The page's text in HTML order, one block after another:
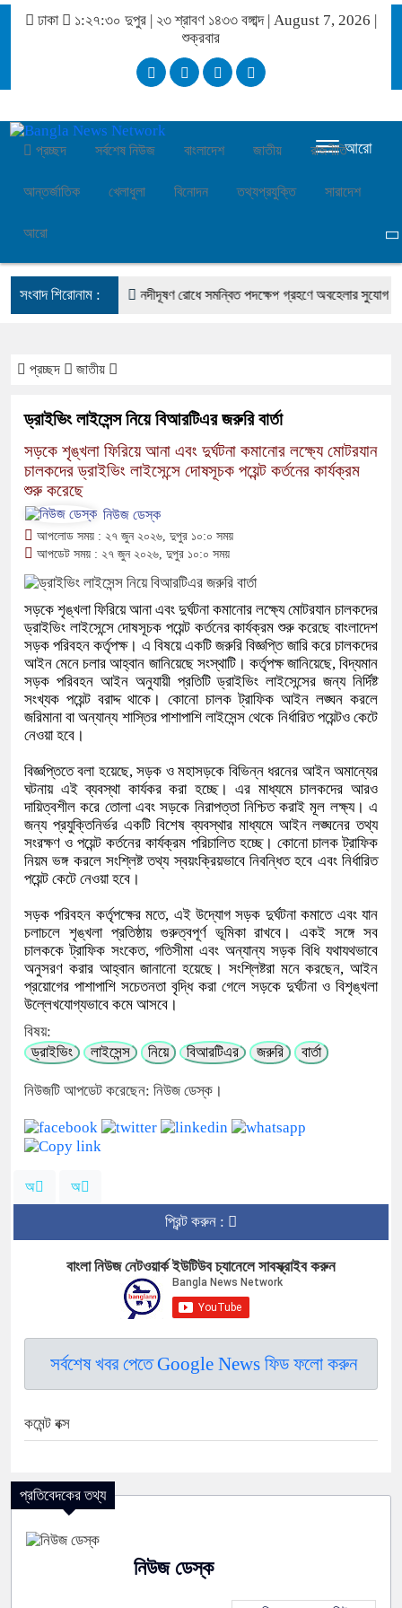
ঢাকা ১:২৭:৩০ দুপুর | ২৩ শ্রাবণ ১৪৩৩ বঙ্গাব্দ | August 7, 2026 |
শুক্রবার
প্রচ্ছদ সর্বশেষ নিউজ বাংলাদেশ জাতীয় রাজনীতি
আন্তর্জাতিক খেলাধুলা বিনোদন তথ্যপ্রযুক্তি সারাদেশ
আরো
আরো
সংবাদ শিরোনাম :
জড়ান প্রেসিডেন্ট নদীদূষণ রোধে সমন্বিত পদক্ষেপ গ্রহণে অবহেলার সুযোগ নেই:
প্রচ্ছদ জাতীয়
ড্রাইভিং লাইসেন্স নিয়ে বিআরটিএর জরুরি বার্তা
সড়কে শৃঙ্খলা ফিরিয়ে আনা এবং দুর্ঘটনা কমানোর লক্ষ্যে মোটরযান
চালকদের ড্রাইভিং লাইসেন্সে দোষসূচক পয়েন্ট কর্তনের কার্যক্রম
শুরু করেছে
নিউজ ডেস্ক
আপলোড সময় : ২৭ জুন ২০২৬, দুপুর ১০:০ সময়
আপডেট সময় : ২৭ জুন ২০২৬, দুপুর ১০:০ সময়
সড়কে শৃঙ্খলা ফিরিয়ে আনা এবং দুর্ঘটনা কমানোর লক্ষ্যে মোটরযান চালকদের
ড্রাইভিং লাইসেন্সে দোষসূচক পয়েন্ট কর্তনের কার্যক্রম শুরু করেছে বাংলাদেশ
সড়ক পরিবহন কর্তৃপক্ষ। এ বিষয়ে একটি জরুরি বিজ্ঞপ্তি জারি করে চালকদের
আইন মেনে চলার আহ্বান জানিয়েছে সংস্থাটি। কর্তৃপক্ষ জানিয়েছে, বিদ্যমান
সড়ক পরিবহন আইন অনুযায়ী প্রতিটি ড্রাইভিং লাইসেন্সের জন্য নির্দিষ্ট
সংখ্যক পয়েন্ট বরাদ্দ থাকে। কোনো চালক ট্রাফিক আইন লঙ্ঘন করলে
জরিমানা বা অন্যান্য শাস্তির পাশাপাশি লাইসেন্স থেকে নির্ধারিত পয়েন্টও কেটে
নেওয়া হবে।
বিজ্ঞপ্তিতে বলা হয়েছে, সড়ক ও মহাসড়কে বিভিন্ন ধরনের আইন অমান্যের
ঘটনায় এই ব্যবস্থা কার্যকর করা হচ্ছে। এর মাধ্যমে চালকদের আরও
দায়িত্বশীল করে তোলা এবং সড়কে নিরাপত্তা নিশ্চিত করাই মূল লক্ষ্য। এ
জন্য প্রযুক্তিনির্ভর একটি বিশেষ ব্যবস্থার মাধ্যমে আইন লঙ্ঘনের তথ্য
সংরক্ষণ ও পয়েন্ট কর্তনের কার্যক্রম পরিচালিত হচ্ছে। কোনো চালক ট্রাফিক
নিয়ম ভঙ্গ করলে সংশ্লিষ্ট তথ্য স্বয়ংক্রিয়ভাবে নিবন্ধিত হবে এবং নির্ধারিত
পয়েন্ট কেটে নেওয়া হবে।
সড়ক পরিবহন কর্তৃপক্ষের মতে, এই উদ্যোগ সড়ক দুর্ঘটনা কমাতে এবং যান
চলাচলে শৃঙ্খলা প্রতিষ্ঠায় গুরুত্বপূর্ণ ভূমিকা রাখবে। একই সঙ্গে সব
চালককে ট্রাফিক সংকেত, গতিসীমা এবং অন্যান্য সড়ক বিধি যথাযথভাবে
অনুসরণ করার আহ্বান জানানো হয়েছে। সংশ্লিষ্টরা মনে করছেন, আইন
প্রয়োগের পাশাপাশি সচেতনতা বৃদ্ধি করা গেলে সড়কে দুর্ঘটনা ও বিশৃঙ্খলা
উল্লেখযোগ্যভাবে কমে আসবে।
বিষয়:
ড্রাইভিং
লাইসেন্স নিয়ে বিআরটিএর জরুরি বার্তা
নিউজটি আপডেট করেছেন: নিউজ ডেস্ক।
অ অ
প্রিন্ট করুন :
বাংলা নিউজ নেটওয়ার্ক ইউটিউব চ্যানেলে সাবস্ক্রাইব করুন
সর্বশেষ খবর পেতে Google News ফিড ফলো করুন
কমেন্ট বক্স
প্রতিবেদকের তথ্য
নিউজ ডেস্ক